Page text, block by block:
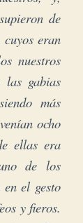
de
eran
nuestros
las gabias
más
ocho
ellas era
de los
el gesto
y fieros.